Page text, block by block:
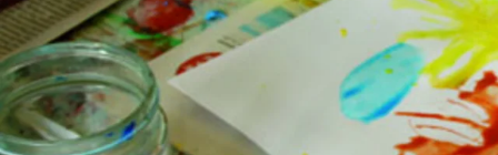
Samtykke-cookie
Name:
Purpose:
Denne cookie gemmer brugerens valgte
samtykkeindstillinger.